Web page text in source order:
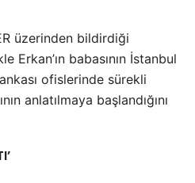
üzerinden bildirdiği
Erkan’ın babasının İstanbul
ofislerinde sürekli
anlatılmaya başlandığını